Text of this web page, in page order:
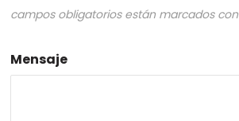
campos obligatorios están marcados con
Mensaje